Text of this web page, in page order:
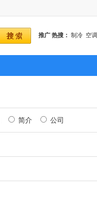
推广 热搜： 制冷 空调
简介 公司